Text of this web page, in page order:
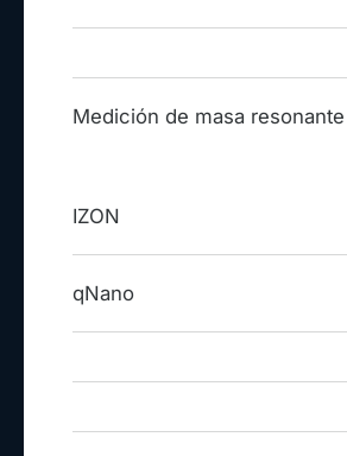
Medición de masa resonante
IZON
qNano